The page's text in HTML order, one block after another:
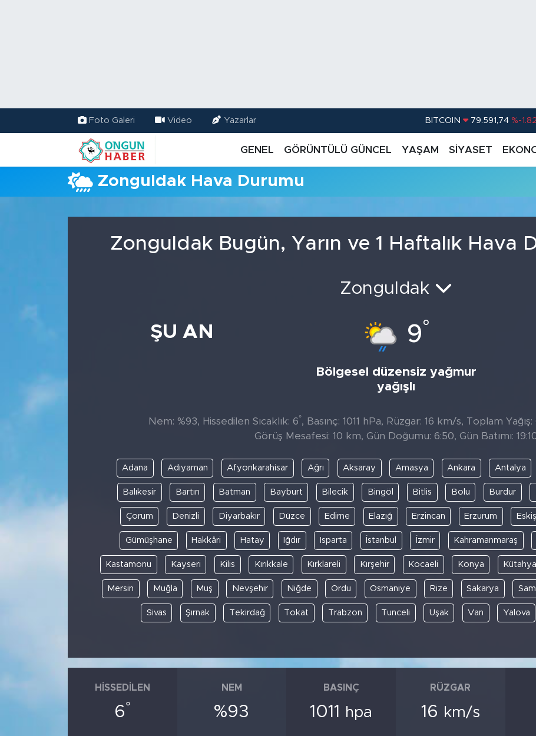
Foto Galeri Video Yazarlar BITCOIN 79.591,74 %-1.82
GENEL GÖRÜNTÜLÜ GÜNCEL YAŞAM SİYASET
Zonguldak Hava Durumu
Zonguldak Bugün, Yarın ve 1 Haftalık Hava
ŞU AN
Zonguldak
9°
Bölgesel düzensiz yağmur
yağışlı
Nem: %93, Hissedilen Sıcaklık: 6°, Basınç: 1011 hPa, Rüzgar: 16 km/s, Toplam
Görüş Mesafesi: 10 km, Gün Doğumu: 6:50, Gün Batımı:
Adana Adıyaman Afyonkarahisar Ağrı Aksaray Amasya Ankara Antalya
Balıkesir Bartın Batman Bayburt Bilecik Bingöl Bitlis Bolu Burdur
Çorum Denizli Diyarbakır Düzce Edirne Elazığ Erzincan Erzurum
Gümüşhane Hakkâri Hatay Iğdır Isparta İstanbul İzmir Kahramanmaraş
Kastamonu Kayseri Kilis Kırıkkale Kırklareli Kırşehir Kocaeli Konya Kütahya
Mersin Muğla Muş Nevşehir Niğde Ordu Osmaniye Rize Sakarya
Sivas Şırnak Tekirdağ Tokat Trabzon Tunceli Uşak Van Yalova
HISSEDILEN
6°
NEM
%93
BASINÇ
1011 hpa
RÜZGAR
16 km/s
Trafik Durumu
TFF 2.Lig Kırmızı Grup Puan Durumu ve Fikstür
Tüm Manşetler